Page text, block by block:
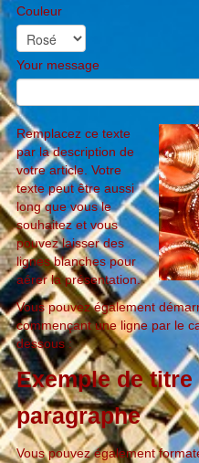
wine
open
Couleur
Your message
Remplacez ce texte
par la description de
votre article. Votre
texte peut être aussi
long que vous le
souhaitez et vous
pouvez laisser des
lignes blanches pour
aérer la présentation.
Vous pouvez également
commençant une ligne par le
dessous :
Exemple de titre
paragraphe
Vous pouvez également